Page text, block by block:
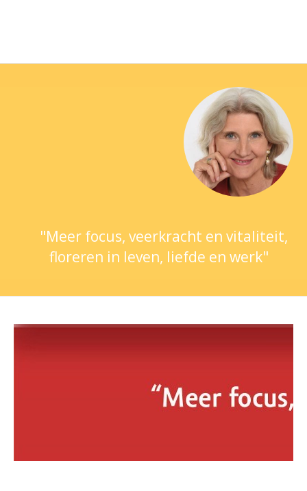
"Meer focus, veerkracht en vitaliteit,
floreren in leven, liefde en werk"